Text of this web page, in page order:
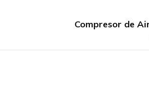
Compresor de